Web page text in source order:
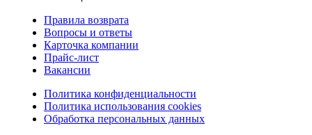
Правила возврата
Вопросы и ответы
Карточка компании
Прайс-лист
Вакансии
Политика конфиденциальности
Политика использования cookies
Обработка персональных данных